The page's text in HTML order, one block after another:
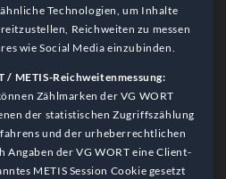
Technologien, um Inhalte
Reichweiten zu messen
wie Social Media einzubinden.
/ METIS-Reichweitenmessung:
Zählmarken der VG WORT
der statistischen Zugriffszählung
und der urheberrechtlichen
Angaben der VG WORT eine Client-
METIS Session Cookie gesetzt